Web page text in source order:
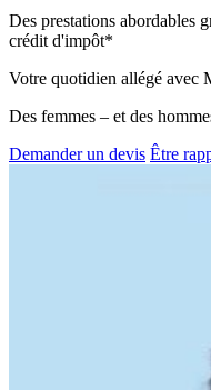
Des prestations abordables
crédit d'impôt*
Votre quotidien allégé avec
Des femmes – et des
Demander un devis Être